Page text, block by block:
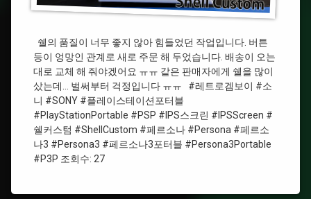
쉘의 품질이 너무 좋지 않아 힘들었던 작업입니다. 버튼
등이 엉망인 관계로 새로 주문 해 두었습니다. 배송이 오는
대로 교체 해 줘야겠어요 ㅠㅠ 같은 판매자에게 쉘을 많이
샀는데… 벌써부터 걱정입니다 ㅠㅠ #레트로겜보이 #소
니 #SONY #플레이스테이션포터블
#PlayStationPortable #PSP #IPS스크린 #IPSScreen #
쉘커스텀 #ShellCustom #페르소나 #Persona #페르소
나3 #Persona3 #페르소나3포터블 #Persona3Portable
#P3P 조회수: 27
#PlayStationPortable
#PSP
#IPSScreen
소